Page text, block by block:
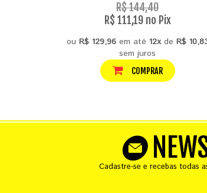
R$ 144,40
R$ 111,19 no Pix
ou R$ 129,96em até 12xde R$
sem juros
COMPRAR
Cadastre-se e recebas todas